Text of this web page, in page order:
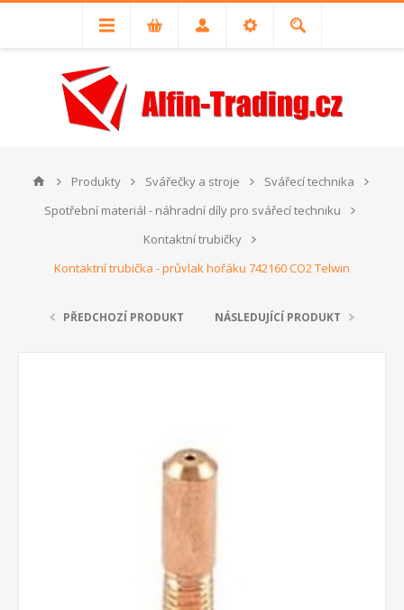
Produkty Svářečky a stroje
Svářecí technika
Spotřební materiál - náhradní díly pro svářecí techniku
Kontaktní trubičky
Kontaktní trubička - průvlak hořáku 742160 CO2 Telwin
PŘEDCHOZÍ PRODUKT NÁSLEDUJÍCÍ PRODUKT